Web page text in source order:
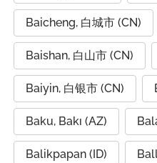
Baicheng, 白城市 (CN)
Baishan, 白山市 (CN)
Baiyin, 白银市 (CN)
Baku, Bakı (AZ)
Balikpapan (ID)